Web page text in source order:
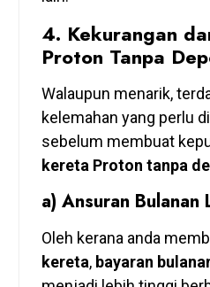
4. Kekurangan
Proton Tanpa
Walaupun menarik,
kelemahan yang perlu
sebelum membuat
kereta Proton tanpa
a) Ansuran Bulanan
Oleh kerana anda
kereta, bayaran